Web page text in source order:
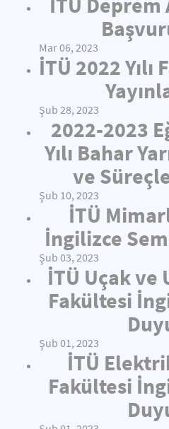
Mar 06, 2023
İTÜ 2022
Şub 28, 2023
2022-2023
Yılı Bahar
ve
Şub 10, 2023
İTÜ
İngilizce
Şub 03, 2023
İTÜ Uçak
Fakültesi
Şub 01, 2023
İTÜ
Fakültesi